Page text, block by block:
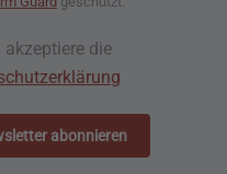
akzeptiere die
abonnieren